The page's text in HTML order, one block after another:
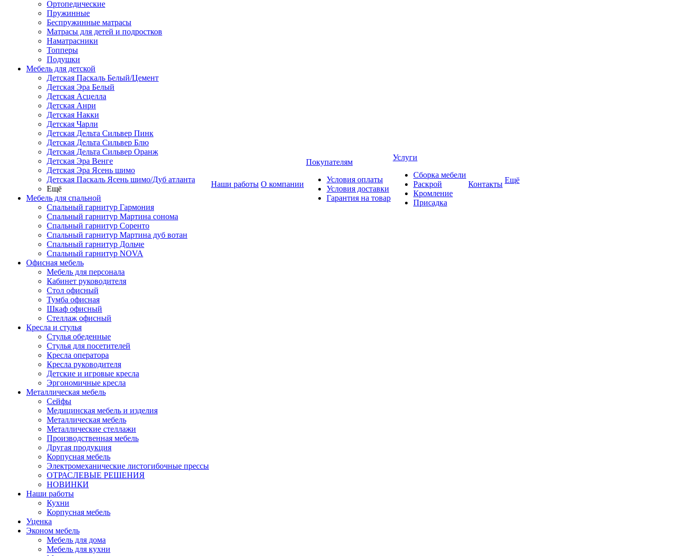
Ортопедические
Пружинные
Беспружинные матрасы
Матрасы для детей и подростков
Наматрасники
Топперы
Подушки
Мебель для детской
Детская Паскаль Белый/Цемент
Детская Эра Белый
Детская Асцелла
Детская Анри
Детская Накки
Детская Чарли
Детская Дельта Сильвер Пинк
Детская Дельта Сильвер Блю
Детская Дельта Сильвер Оранж
Детская Эра Венге
Детская Эра Ясень шимо
Детская Паскаль Ясень шимо/Дуб атланта
Ещё
Мебель для спальной
Спальный гарнитур Гармония
Спальный гарнитур Мартина сонома
Спальный гарнитур Соренто
Спальный гарнитур Мартина дуб вотан
Спальный гарнитур Дольче
Спальный гарнитур NOVA
Офисная мебель
Мебель для персонала
Кабинет руководителя
Стол офисный
Тумба офисная
Шкаф офисный
Стеллаж офисный
Кресла и стулья
Стулья обеденные
Стулья для посетителей
Кресла оператора
Кресла руководителя
Детские и игровые кресла
Эргономичные кресла
Металлическая мебель
Сейфы
Медицинская мебель и изделия
Металлическая мебель
Металлические стеллажи
Производственная мебель
Другая продукция
Корпусная мебель
Электромеханические листогибочные прессы
ОТРАСЛЕВЫЕ РЕШЕНИЯ
НОВИНКИ
Наши работы
Кухни
Корпусная мебель
Уценка
Эконом мебель
Мебель для дома
Мебель для кухни
Наши работы О компании
Покупателям
Условия оплаты
Условия доставки
Гарантия на товар
Услуги
Сборка мебели
Раскрой
Кромление
Присадка
Контакты Ещё